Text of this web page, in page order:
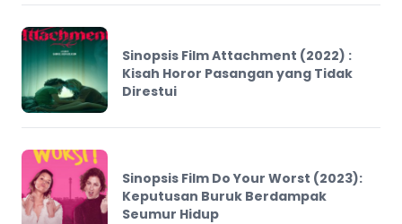
Sinopsis Film Attachment (2022) :
Kisah Horor Pasangan yang Tidak
Direstui
Sinopsis Film Do Your Worst (2023):
Keputusan Buruk Berdampak
Seumur Hidup